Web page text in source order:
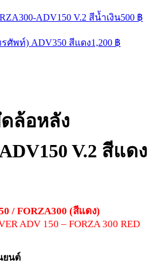
ADV150 V.2 สีน้ำเงิน500 ฿
ศัพท์) ADV350 สีแดง1,200 ฿
ล้อหลัง
V.2 สีแดง
/ FORZA300 (สีแดง)
ADV 150 – FORZA 300 RED
ยนต์